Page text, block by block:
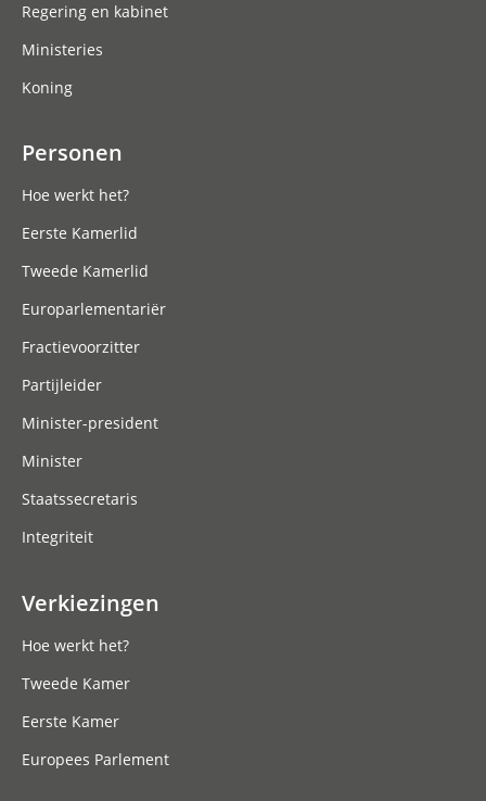
Regering en kabinet
Ministeries
Koning
Personen
Hoe werkt het?
Eerste Kamerlid
Tweede Kamerlid
Europarlementariër
Fractievoorzitter
Partijleider
Minister-president
Minister
Staatssecretaris
Integriteit
Verkiezingen
Hoe werkt het?
Tweede Kamer
Eerste Kamer
Europees Parlement